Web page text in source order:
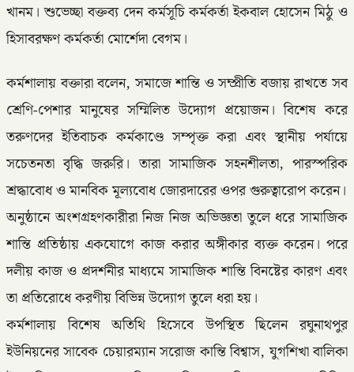
খানম। শুভেচ্ছা বক্তব্য দেন কর্মসূচি কর্মকর্তা ইকবাল হোসেন মিঠু ও
হিসাবরক্ষণ কর্মকর্তা মোর্শেদা বেগম।
কর্মশালায় বক্তারা বলেন, সমাজে শান্তি ও সম্প্রীতি বজায় রাখতে সব
শ্রেণি-পেশার মানুষের সম্মিলিত উদ্যোগ প্রয়োজন। বিশেষ করে
তরুণদের ইতিবাচক কর্মকাণ্ডে সম্পৃক্ত করা এবং স্থানীয় পর্যায়ে
সচেতনতা বৃদ্ধি জরুরি। তারা সামাজিক সহনশীলতা, পারস্পরিক
শ্রদ্ধাবোধ ও মানবিক মূল্যবোধ জোরদারের ওপর গুরুত্বারোপ করেন।
অনুষ্ঠানে অংশগ্রহণকারীরা নিজ নিজ অভিজ্ঞতা তুলে ধরে সামাজিক
শান্তি প্রতিষ্ঠায় একযোগে কাজ করার অঙ্গীকার ব্যক্ত করেন। পরে
দলীয় কাজ ও প্রদর্শনীর মাধ্যমে সামাজিক শান্তি বিনষ্টের কারণ এবং
তা প্রতিরোধে করণীয় বিভিন্ন উদ্যোগ তুলে ধরা হয়।
কর্মশালায় বিশেষ অতিথি হিসেবে উপস্থিত ছিলেন রঘুনাথপুর
ইউনিয়নের সাবেক চেয়ারম্যান সরোজ কান্তি বিশ্বাস, যুগশিখা বালিকা